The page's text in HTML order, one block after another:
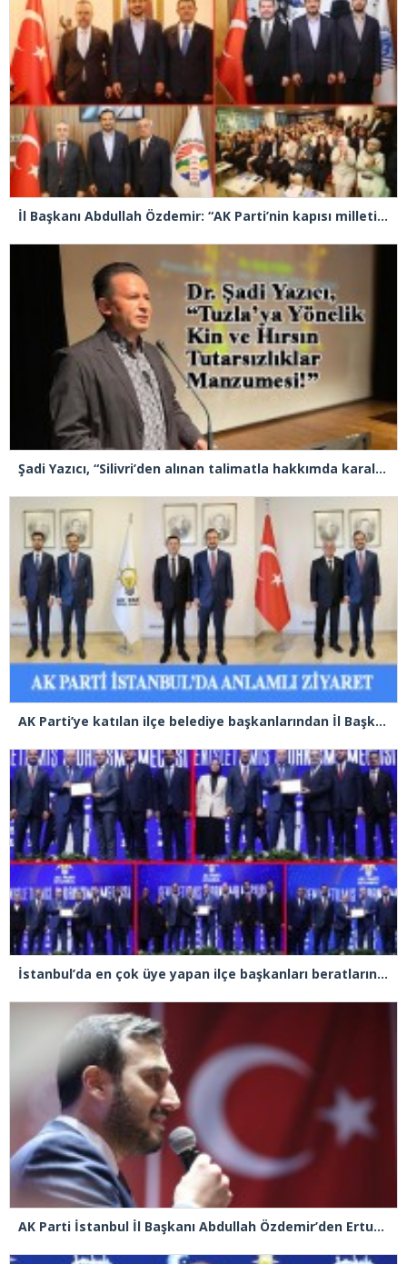
İl Başkanı Abdullah Özdemir: “AK Parti’nin kapısı milletine hizmet etmek isteyen herkese açıktır”
Şadi Yazıcı, “Silivri’den alınan talimatla hakkımda karalama kampanyası yürütülüyor”
AK Parti’ye katılan ilçe belediye başkanlarından İl Başkanı Özdemir’e ziyaret
İstanbul’da en çok üye yapan ilçe başkanları beratlarını Cumhurbaşkanı Erdoğan’ın elinden aldı
AK Parti İstanbul İl Başkanı Abdullah Özdemir’den Ertuğrul Özkök’e “Franco” tepkisi